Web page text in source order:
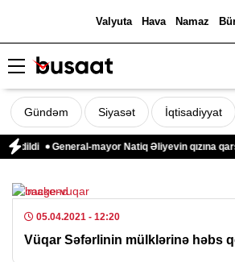
Valyuta Hava Namaz
Gündəm Siyasət İqtisadiyyat
edildi General-mayor Natiq Əliyevin qızına
05.04.2021 - 12:20
Vüqar Səfərlinin mülklərinə həbs